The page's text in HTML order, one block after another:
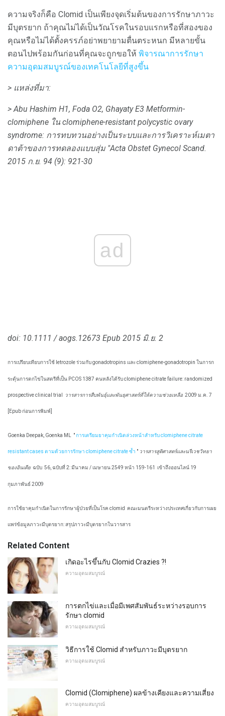
ความจริงก็คือ Clomid เป็นเพียงจุดเริ่มต้นของการรักษาภาวะ
มีบุตรยาก ถ้าคุณไม่ได้เป็นวัณโรคในรอบแรกหรือที่สองของ
คุณหรือไม่ได้ตั้งครรภ์อย่าพยายามตื่นตระหนก มีหลายขั้น
ตอนไปพร้อมกันก่อนที่คุณจะถูกขอให้ พิจารณาการรักษา
ความอุดมสมบูรณ์ของเทคโนโลยีที่สูงขึ้น
> แหล่งที่มา:
> Abu Hashim H1, Foda O2, Ghayaty E3 Metformin-
clomiphene ใน clomiphene-resistant polycystic ovary
syndrome: การทบทวนอย่างเป็นระบบและการวิเคราะห์เมตา
ดาต้าของการทดลองแบบสุ่ม "Acta Obstet Gynecol Scand.
2015 ก.ย. 94 (9): 921-30
ad
doi: 10.1111 / aogs.12673 Epub 2015 มิ.ย. 2
การเปรียบเทียบการใช้ letrozole ร่วมกับ gonadotropins และ clomiphene-gonadotropin ในการก
ระตุ้นการตกไข่ในสตรีที่เป็น PCOS 1387 คนหลังได้รับ clomiphene citrate failure: randomized
prospective clinical trial วารสารการสืบพันธุ์และพันธุศาสตร์ที่ให้ความช่วยเหลือ 2009 ม.ค. 7
[Epub ก่อนการพิมพ์]
Goenka Deepak, Goenka ML "การเตรียมยาคุมกำเนิดล่วงหน้าสำหรับ clomiphene citrate
resistant cases ตามด้วยการรักษา clomiphene citrate ซ้ำ " วารสารสูติศาสตร์และนรีเวชวิทยา
ของอินเดีย ฉบับ 56, ฉบับที่ 2: มีนาคม / เมษายน 2549 หน้า 159-161 เข้าถึงออนไลน์ 19
กุมภาพันธ์ 2009
การใช้ยาคุมกำเนิดในการรักษาผู้ป่วยที่เป็นโรค clomid คณะมนตรีระหว่างประเทศเกี่ยวกับการเผย
แพร่ข้อมูลภาวะมีบุตรยาก: สรุปภาวะมีบุตรยากในวารสาร
Related Content
เกิดอะไรขึ้นกับ Clomid Crazies ?!
ความอุดมสมบูรณ์
การตกไข่และเมื่อมีเพศสัมพันธ์ระหว่างรอบการ
รักษา clomid
ความอุดมสมบูรณ์
วิธีการใช้ Clomid สำหรับภาวะมีบุตรยาก
ความอุดมสมบูรณ์
Clomid (Clomiphene) ผลข้างเคียงและความเสี่ยง
ความอุดมสมบูรณ์